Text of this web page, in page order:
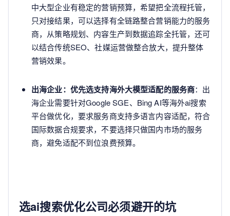
中大型企业有稳定的营销预算，希望把全流程托管，
只对接结果，可以选择有全链路整合营销能力的服务
商，从策略规划、内容生产到数据追踪全托管，还可
以结合传统SEO、社媒运营做整合放大，提升整体
营销效果。
出海企业：优先选支持海外大模型适配的服务商：出
海企业需要针对Google SGE、Bing AI等海外ai搜索
平台做优化，要求服务商支持多语言内容适配，符合
国际数据合规要求，不要选择只做国内市场的服务
商，避免适配不到位浪费预算。
选ai搜索优化公司必须避开的坑